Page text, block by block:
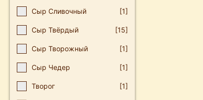
Сыр Сливочный [1]
Сыр Твёрдый [15]
Сыр Творожный [1]
Сыр Чедер [1]
Творог [1]